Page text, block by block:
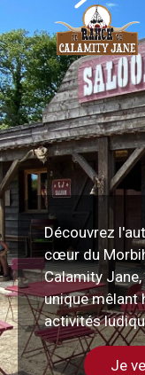
au
contenuLe
de
Découvrez
cœur du
Calamity
unique mêlant
activités
Je